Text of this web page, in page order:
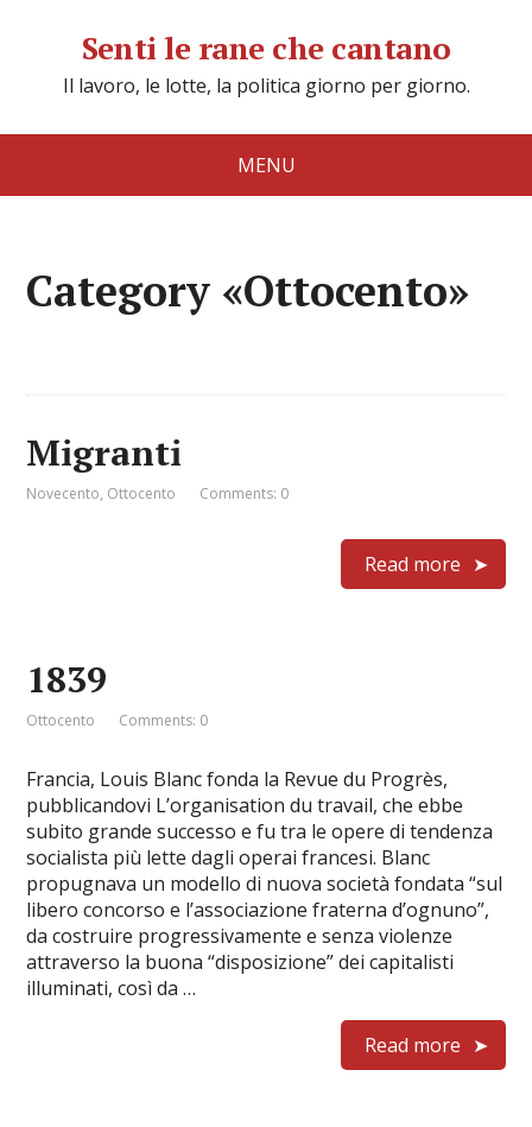
Senti le rane che cantano
Il lavoro, le lotte, la politica giorno per giorno.
MENU
Category «Ottocento»
Migranti
Novecento, Ottocento Comments: 0
Read more
1839
Ottocento Comments: 0
Francia, Louis Blanc fonda la Revue du Progrès,
pubblicandovi L’organisation du travail, che ebbe
subito grande successo e fu tra le opere di tendenza
socialista più lette dagli operai francesi. Blanc
propugnava un modello di nuova società fondata “sul
libero concorso e l’associazione fraterna d’ognuno”,
da costruire progressivamente e senza violenze
attraverso la buona “disposizione” dei capitalisti
illuminati, così da …
Read more